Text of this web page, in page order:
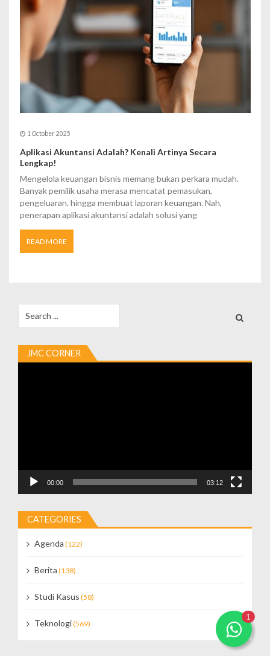
1 October 2025
Aplikasi Akuntansi Adalah? Kenali Artinya Secara
Lengkap!
Mengelola keuangan bisnis memang bukan perkara mudah.
Banyak pemilik usaha merasa mencatat pemasukan,
pengeluaran, hingga membuat laporan keuangan. Nah,
penerapan aplikasi akuntansi adalah solusi yang
READ MORE
for:
JMC CORNER
00:00 03:12
CATEGORIES
Agenda (122)
Berita (138)
Studi Kasus (58)
Teknologi(569)
1